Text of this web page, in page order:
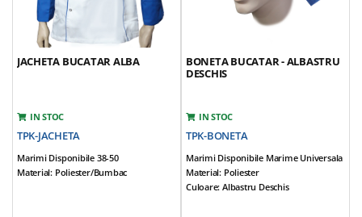
JACHETA BUCATAR ALBA
IN STOC
TPK-JACHETA
Marimi Disponibile 38-50
Material: Poliester/bumbac
BONETA BUCATAR - ALBASTRU
DESCHIS
IN STOC
TPK-BONETA
Marimi Disponibile Marime Universala
Material: Poliester
Culoare: Albastru Deschis